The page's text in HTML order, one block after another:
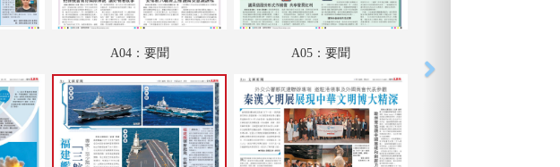
A04：要聞 A05：要聞